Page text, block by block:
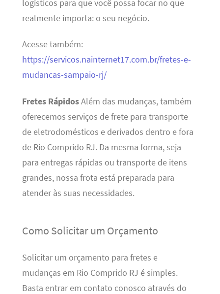
logísticos para que você possa focar no que
realmente importa: o seu negócio.
Acesse também:
https://servicos.nainternet17.com.br/fretes-e-
mudancas-sampaio-rj/
Fretes RápidosAlém das mudanças, também
oferecemos serviços de frete para transporte
de eletrodomésticos e derivados dentro e fora
de Rio Comprido RJ. Da mesma forma, seja
para entregas rápidas ou transporte de itens
grandes, nossa frota está preparada para
atender às suas necessidades.
Como Solicitar um Orçamento
Solicitar um orçamento para fretes e
mudanças em Rio Comprido RJ é simples.
Basta entrar em contato conosco através do